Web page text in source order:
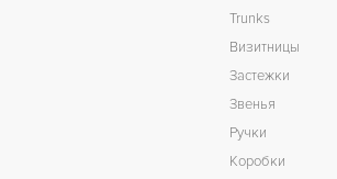
Trunks
Визитницы
Застежки
Звенья
Ручки
Коробки